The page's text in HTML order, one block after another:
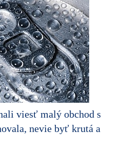
viesť malý obchod s
nevie byť krutá a